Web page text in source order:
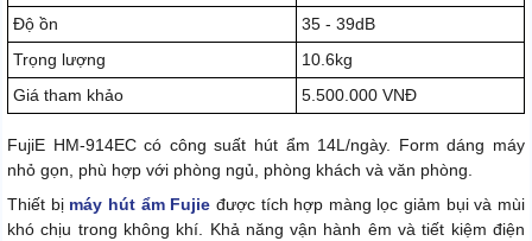
Độ ồn
35 - 39dB
Trọng lượng
10.6kg
Giá tham khảo
5.500.000 VNĐ
FujiE HM-914EC có công suất hút ẩm 14L/ngày. Form dáng máy
nhỏ gọn, phù hợp với phòng ngủ, phòng khách và văn phòng.
Thiết bị máy hút ẩm Fujie được tích hợp màng lọc giảm bụi và mùi
khó chịu trong không khí. Khả năng vận hành êm và tiết kiệm điện